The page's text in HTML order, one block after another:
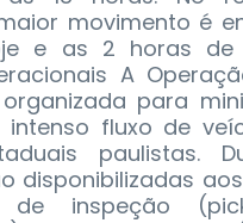
movimento é
e as 2 horas de
A
para
fluxo de
paulistas.
disponibilizadas
de inspeção